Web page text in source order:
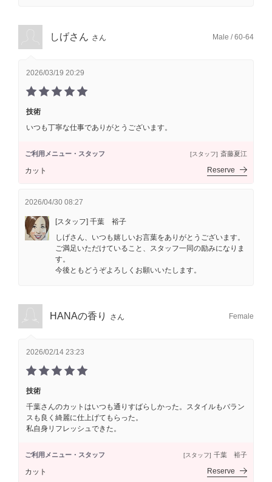
しげさん さん Male / 60-64
2026/03/19 20:29
技術
いつも丁寧な仕事でありがとうございます。
ご利用メニュー・スタッフ [スタッフ] 斎藤夏江
カット Reserve
2026/04/30 08:27
[スタッフ] 千葉 裕子
しげさん、いつも嬉しいお言葉をありがとうございます。
ご満足いただけていること、スタッフ一同の励みになりま
す。
今後ともどうぞよろしくお願いいたします。
HANAの香り さん Female
2026/02/14 23:23
技術
千葉さんのカットはいつも通りすばらしかった。スタイルもバラン
スも良く綺麗に仕上げてもらった。
私自身リフレッシュできた。
ご利用メニュー・スタッフ [スタッフ] 千葉 裕子
カット Reserve